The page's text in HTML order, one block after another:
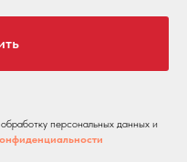
персональных данных и